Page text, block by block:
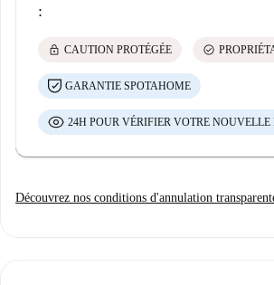
:
lock CAUTION PROTÉGÉE check_circle
GARANTIE SPOTAHOME
24H POUR VÉRIFIER VOTRE
Découvrez nos conditions d'annulation